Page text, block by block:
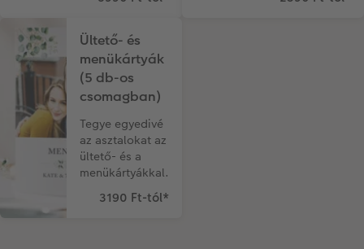
Ültető- és
menükártyák
(5 db-os
csomagban)
Tegye egyedivé
az asztalokat az
ültető- és a
menükártyákkal.
3190 Ft-tól*